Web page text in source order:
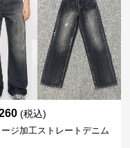
(税込)
ージ加工ストレートデニム